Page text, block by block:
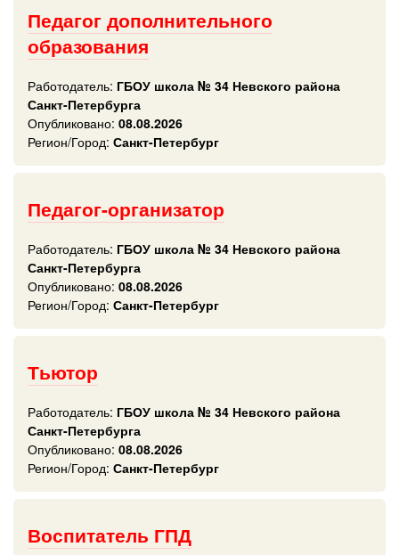
Педагог дополнительного
образования
Работодатель: ГБОУ школа № 34 Невского района
Санкт-Петербурга
Опубликовано: 08.08.2026
Регион/Город: Санкт-Петербург
Педагог-организатор
Работодатель: ГБОУ школа № 34 Невского района
Санкт-Петербурга
Опубликовано: 08.08.2026
Регион/Город: Санкт-Петербург
Тьютор
Работодатель: ГБОУ школа № 34 Невского района
Санкт-Петербурга
Опубликовано: 08.08.2026
Регион/Город: Санкт-Петербург
Воспитатель ГПД